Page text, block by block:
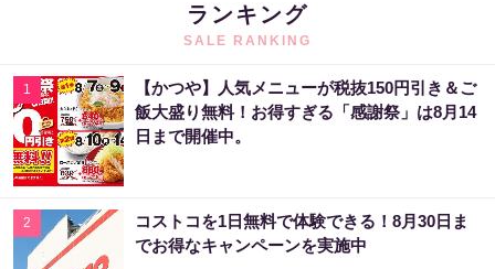
ランキング
SALE RANKING
1
【かつや】人気メニューが税抜150円引き＆ご
飯大盛り無料！お得すぎる「感謝祭」は8月14
日まで開催中。
2
コストコを1日無料で体験できる！8月30日ま
でお得なキャンペーンを実施中